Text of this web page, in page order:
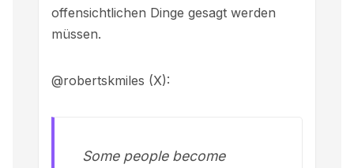
offensichtlichen Dinge gesagt werden
müssen.
@robertskmiles (X):
Some people become